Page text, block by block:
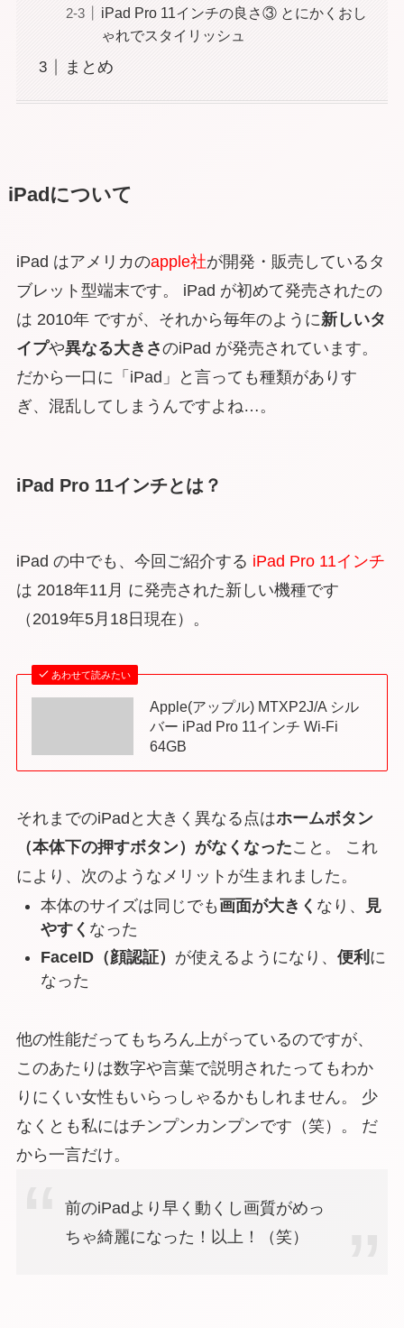
iPad Pro 11インチの良さ③ とにかくおし
ゃれでスタイリッシュ
まとめ
iPadについて
iPad はアメリカのapple社が開発・販売しているタ
ブレット型端末です。 iPad が初めて発売されたの
は 2010年 ですが、それから毎年のように新しいタ
イプや異なる大きさのiPad が発売されています。
だから一口に「iPad」と言っても種類がありす
ぎ、混乱してしまうんですよね…。
iPad Pro 11インチとは？
iPad の中でも、今回ご紹介する iPad Pro 11インチ
は 2018年11月 に発売された新しい機種です
（2019年5月18日現在）。
あわせて読みたい
Apple(アップル) MTXP2J/A シル
バー iPad Pro 11インチ Wi-Fi
64GB
それまでのiPadと大きく異なる点はホームボタン
（本体下の押すボタン）がなくなったこと。 これ
により、次のようなメリットが生まれました。
本体のサイズは同じでも 画面が大きく なり、
見
やすく なった
FaceID（顔認証） が使えるようになり、 便利 に
なった
他の性能だってもちろん上がっているのですが、
このあたりは数字や言葉で説明されたってもわか
りにくい女性もいらっしゃるかもしれません。 少
なくとも私にはチンプンカンプンです（笑）。 だ
から一言だけ。
前のiPadより早く動くし画質がめっ
ちゃ綺麗になった！以上！（笑）